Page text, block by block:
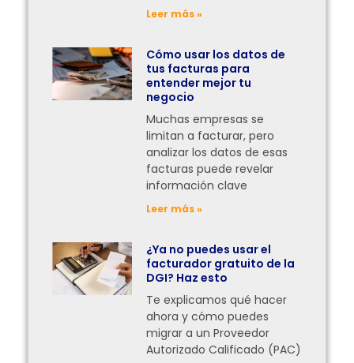
Leer más »
Cómo usar los datos de
tus facturas para
entender mejor tu
negocio
Muchas empresas se
limitan a facturar, pero
analizar los datos de esas
facturas puede revelar
información clave
Leer más »
¿Ya no puedes usar el
facturador gratuito de la
DGI? Haz esto
Te explicamos qué hacer
ahora y cómo puedes
migrar a un Proveedor
Autorizado Calificado (PAC)